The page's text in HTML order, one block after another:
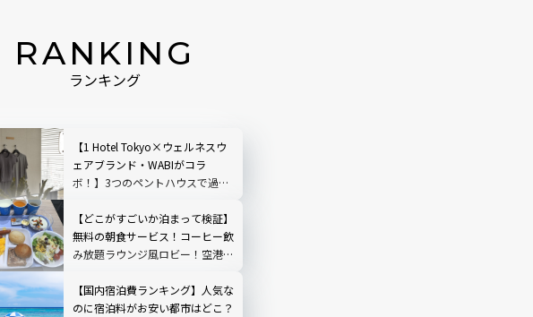
RANKING
ランキング
【1 Hotel Tokyo×ウェルネスウ
ェアブランド・WABIがコラ
ボ！】3つのペントハウスで過ご
【どこがすごいか泊まって検証】
無料の朝食サービス！コーヒー飲
み放題ラウンジ風ロビー！空港ま
田空港2」
【国内宿泊費ランキング】人気な
のに宿泊料がお安い都市はどこ？